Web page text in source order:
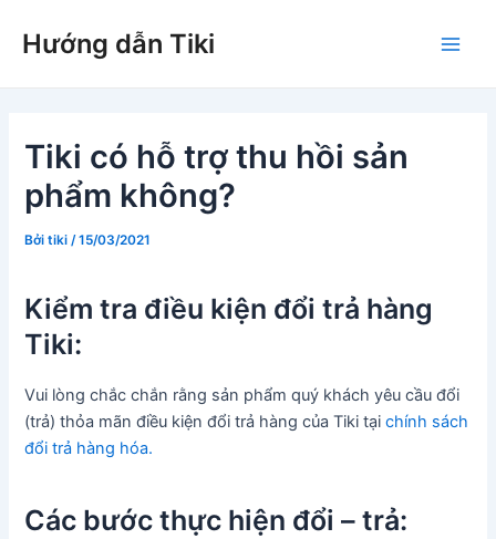
Hướng dẫn Tiki
Tiki có hỗ trợ thu hồi sản
phẩm không?
Bởitiki /15/03/2021
Kiểm tra điều kiện đổi trả hàng
Tiki:
Vui lòng chắc chắn rằng sản phẩm quý khách yêu cầu đổi
(trả) thỏa mãn điều kiện đổi trả hàng của Tiki tạichính sách
đổi trả hàng hóa.
Các bước thực hiện đổi – trả: